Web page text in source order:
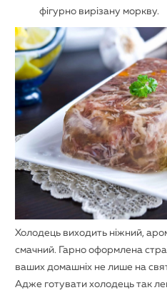
фігурно вирізану моркву.
Холодець виходить ніжний,
смачний. Гарно оформлена
ваших домашніх не лише на
Адже готувати холодець так